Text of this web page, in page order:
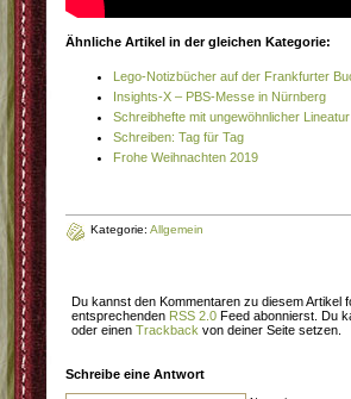
Ähnliche Artikel in der gleichen Kategorie:
Lego-Notizbücher auf der Frankfurter
Insights-X – PBS-Messe in Nürnberg
Schreibhefte mit ungewöhnlicher Lineatur
Schreiben: Tag für Tag
Frohe Weihnachten 2019
Kategorie: Allgemein
Du kannst den Kommentaren zu diesem Artikel
entsprechenden RSS 2.0 Feed abonnierst. Du
oder einen Trackback von deiner Seite setzen.
Schreibe eine Antwort